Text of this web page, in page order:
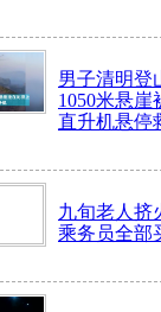
男子清明登
1050米悬崖
直升机悬停
九旬老人挤
乘务员全部